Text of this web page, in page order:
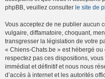
phpBB, veuillez consulter le site de
Vous acceptez de ne publier aucun
vulgaire, diffamatoire, choquant,
transgresser la législation de votre
« Chiens-Chats.be » est hébergé
respectez pas ces dispositions,
immédiat et définitif et nous nous
d’accès à internet et les autorités